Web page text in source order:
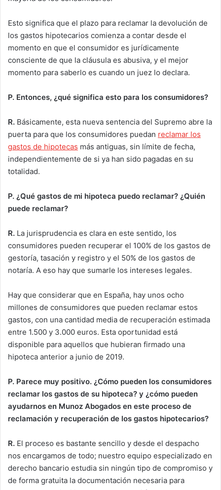
Esto significa que el plazo para reclamar la devolución de
los gastos hipotecarios comienza a contar desde el
momento en que el consumidor es jurídicamente
consciente de que la cláusula es abusiva, y el mejor
momento para saberlo es cuando un juez lo declara.
P. Entonces, ¿qué significa esto para los consumidores?
R. Básicamente, esta nueva sentencia del Supremo abre la
puerta para que los consumidores puedan reclamar los
gastos de hipotecas más antiguas, sin límite de fecha,
independientemente de si ya han sido pagadas en su
totalidad.
P. ¿Qué gastos de mi hipoteca puedo reclamar? ¿Quién
puede reclamar?
R. La jurisprudencia es clara en este sentido, los
consumidores pueden recuperar el 100% de los gastos de
gestoría, tasación y registro y el 50% de los gastos de
notaría. A eso hay que sumarle los intereses legales.
Hay que considerar que en España, hay unos ocho
millones de consumidores que pueden reclamar estos
gastos, con una cantidad media de recuperación estimada
entre 1.500 y 3.000 euros. Esta oportunidad está
disponible para aquellos que hubieran firmado una
hipoteca anterior a junio de 2019.
P. Parece muy positivo. ¿Cómo pueden los consumidores
reclamar los gastos de su hipoteca? y ¿cómo pueden
ayudarnos en Munoz Abogados en este proceso de
reclamación y recuperación de los gastos hipotecarios?
R. El proceso es bastante sencillo y desde el despacho
nos encargamos de todo; nuestro equipo especializado en
derecho bancario estudia sin ningún tipo de compromiso y
de forma gratuita la documentación necesaria para